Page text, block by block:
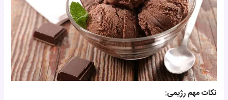
نکات مهم رژیمی: